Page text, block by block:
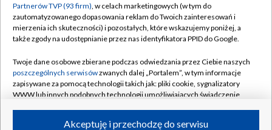
Biuro Reklamy
Oferta Handlowa
Emisja w TVP
Rada Programowa
Ogłoszenia przetargowe
Moje zgody
Biuro reklamy
Kanały
©2026 Telewizja Polska Spółka Akcyjna w likwidacji
Partnerów TVP (93 firm), w celach marketingowych (w tym do
zautomatyzowanego dopasowania reklam do Twoich zainteresowań i
mierzenia ich skuteczności) i pozostałych, które wskazujemy poniżej, a
także zgody na udostępnianie przez nas identyfikatora PPID do Google.
Twoje dane osobowe zbierane podczas odwiedzania przez Ciebie naszych
poszczególnych serwisówzwanych dalej „Portalem”, w tym informacje
zapisywane za pomocą technologii takich jak: pliki cookie, sygnalizatory
WWW lub innych podobnych technologii umożliwiających świadczenie
ruchu w Internecie.Akceptuję i przechodzę do serwisu